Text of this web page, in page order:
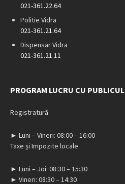
021-361.22.64
Politie Vidra
021-361.21.64
Dispensar Vidra
021-361.21.11
PROGRAM LUCRU CU PUBLICUL
Registratură
► Luni – Vineri: 08:00 – 16:00
Taxe și Impozite locale
► Luni – Joi: 08:30 – 15:30
► Vineri: 08:30 – 14:30